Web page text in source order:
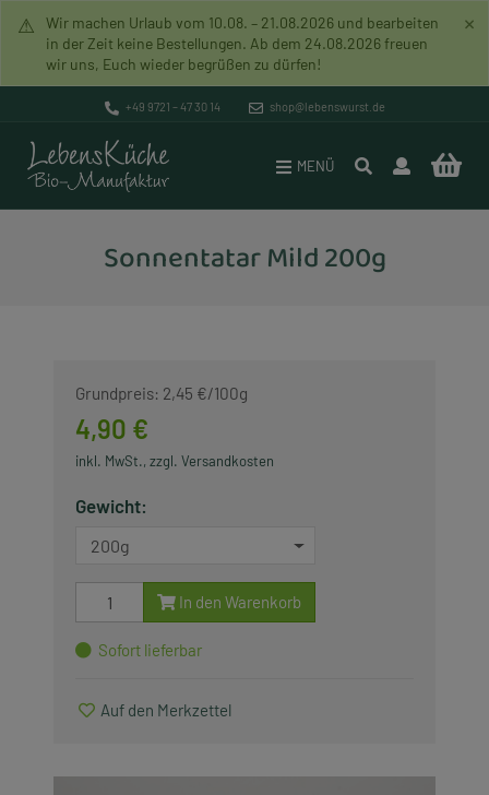
⚠
Wir machen Urlaub vom 10.08. – 21.08.2026 und bearbeiten
in der Zeit keine Bestellungen. Ab dem 24.08.2026 freuen
wir uns, Euch wieder begrüßen zu dürfen!
×
+49 9721 – 47 30 14 shop@lebenswurst.de
MENÜ
Sonnentatar Mild 200g
Grundpreis: 2,45 €/100g
4,90 €
inkl. MwSt., zzgl. Versandkosten
Gewicht:
200g
In den Warenkorb
Sofort lieferbar
Auf den Merkzettel
Pakete
Brotaufstriche
Lebenswurst
Rohkost (Vegan)
Glutenfreie Artikel
Saisonartikel
Versand & Zahlung
Datenschutz
Widerrufsrecht
Bio-Manufaktur
Mission
Unverpacktladen